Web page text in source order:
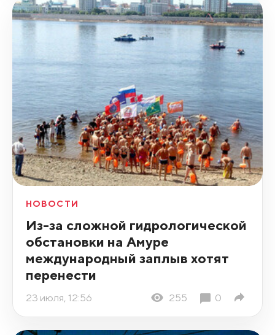
НОВОСТИ
Из-за сложной гидрологической
обстановки на Амуре
международный заплыв хотят
перенести
23 июля, 12:56 255 0